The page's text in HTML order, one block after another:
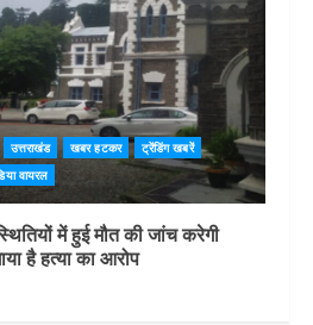
उत्तराखंड खबर हटकर
ट्रेंडिंग खबरें
वायरल
में हुई मौत की जांच करेगी
है हत्या का आरोप